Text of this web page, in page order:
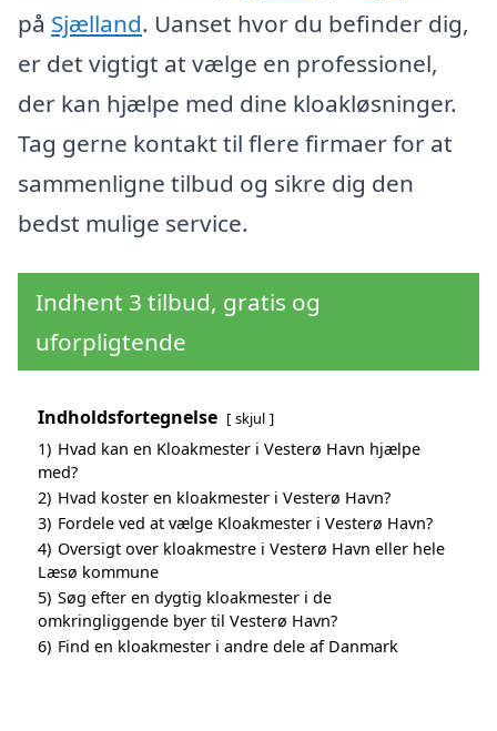
på Sjælland. Uanset hvor du befinder dig,
er det vigtigt at vælge en professionel,
der kan hjælpe med dine kloakløsninger.
Tag gerne kontakt til flere firmaer for at
sammenligne tilbud og sikre dig den
bedst mulige service.
Indhent 3 tilbud, gratis og
uforpligtende
Indholdsfortegnelse skjul
1) Hvad kan en Kloakmester i Vesterø Havn hjælpe
med?
2) Hvad koster en kloakmester i Vesterø Havn?
3) Fordele ved at vælge Kloakmester i Vesterø Havn?
4) Oversigt over kloakmestre i Vesterø Havn eller hele
Læsø kommune
5) Søg efter en dygtig kloakmester i de
omkringliggende byer til Vesterø Havn?
6) Find en kloakmester i andre dele af Danmark